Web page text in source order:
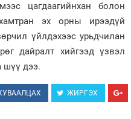
цагдаагийнхан болон
эх орны ирээдүй
үйлдэхээс урьдчилан
дайралт хийгээд үзвэл
шүү дээ.
ЖИРГЭХ